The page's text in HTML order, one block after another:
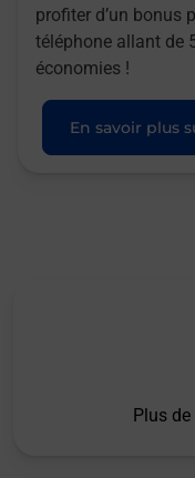
profiter d’un bonus
téléphone allant de
économies !
En savoir plus
Plus